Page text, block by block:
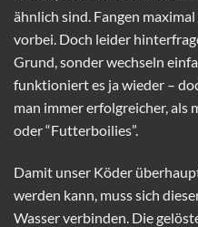
ähnlich sind. Fangen
vorbei. Doch leider
Grund, sonder wechseln
funktioniert es ja wieder –
man immer erfolgreicher, als
oder “Futterboilies”.
Damit unser Köder
werden kann, muss sich
Wasser verbinden. Die